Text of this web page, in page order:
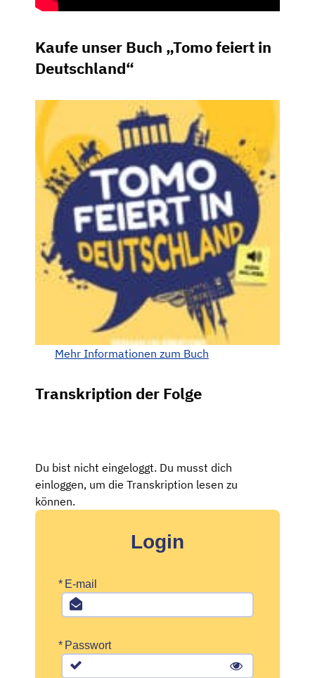
Kaufe unser Buch „Tomo feiert in
Deutschland“
Mehr Informationen zum Buch
Transkription der Folge
Du bist nicht eingeloggt. Du musst dich
einloggen, um die Transkription lesen zu
können.
Login
* E-mail
* Passwort